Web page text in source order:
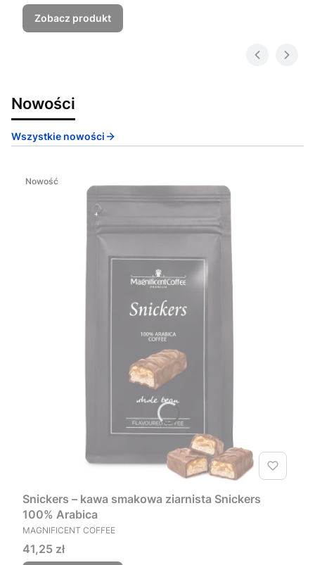
Zobacz produkt
Nowości
Wszystkie nowości
Nowość
Snickers – kawa smakowa ziarnista Snickers
100% Arabica
PRODUCENT
MAGNIFICENT COFFEE
Cena
41,25 zł